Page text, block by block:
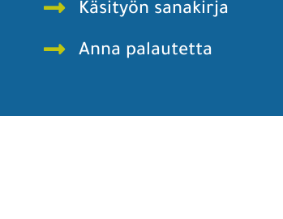
Käsityön sanakirja
Anna palautetta